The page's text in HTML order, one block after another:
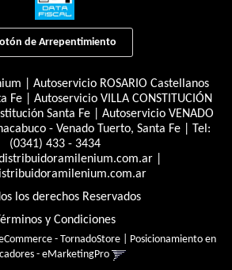
de Arrepentimiento
| Autoservicio ROSARIO Castellanos
Fe | Autoservicio VILLA CONSTITUCIÓN
Santa Fe | Autoservicio VENADO
- Venado Tuerto, Santa Fe | Tel:
(0341) 433 - 3434
los derechos Reservados
y Condiciones
- TornadoStore
Posicionamiento en
- eMarketingPro